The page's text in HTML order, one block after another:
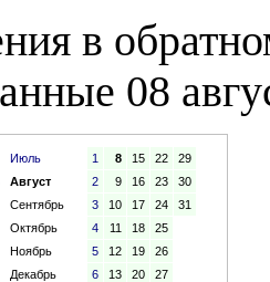
в
08
Июль
Август
Сентябрь
Октябрь
Ноябрь
Декабрь
1 8 15 22
29
2
9 16 23
30
3
10 17 24
31
4
11 18
25
5
12 19
26
6
13 20
27